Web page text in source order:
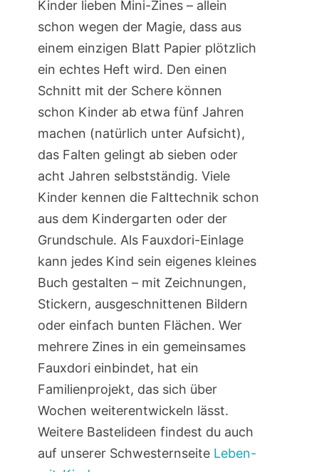
Kinder lieben Mini-Zines – allein
schon wegen der Magie, dass aus
einem einzigen Blatt Papier plötzlich
ein echtes Heft wird. Den einen
Schnitt mit der Schere können
schon Kinder ab etwa fünf Jahren
machen (natürlich unter Aufsicht),
das Falten gelingt ab sieben oder
acht Jahren selbstständig. Viele
Kinder kennen die Falttechnik schon
aus dem Kindergarten oder der
Grundschule. Als Fauxdori-Einlage
kann jedes Kind sein eigenes kleines
Buch gestalten – mit Zeichnungen,
Stickern, ausgeschnittenen Bildern
oder einfach bunten Flächen. Wer
mehrere Zines in ein gemeinsames
Fauxdori einbindet, hat ein
Familienprojekt, das sich über
Wochen weiterentwickeln lässt.
Weitere Bastelideen findest du auch
auf unserer Schwesternseite Leben-